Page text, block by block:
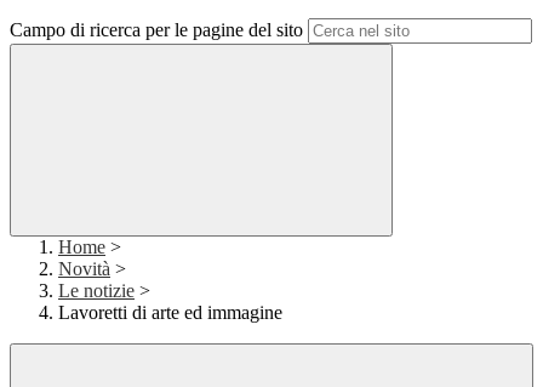
Campo di ricerca per le pagine del sito
Home >
Novità >
Le notizie >
Lavoretti di arte ed immagine